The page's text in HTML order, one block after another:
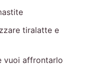
tiralatte e
vuoi affrontarlo